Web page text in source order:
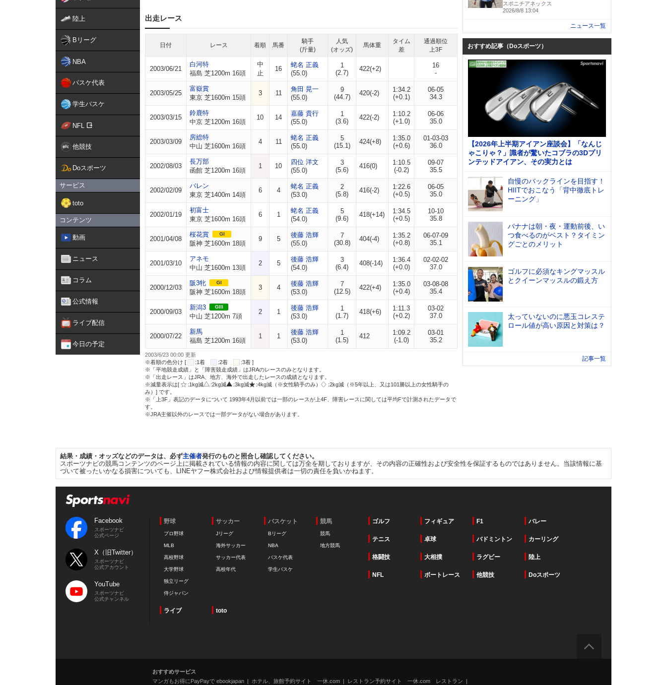
陸上
Bリーグ
NBA
バスケ代表
学生バスケ
NFL
他競技
Doスポーツ
サービス
toto
コンテンツ
動画
ニュース
コラム
公式情報
ライブ配信
今日の予定
出走レース
日付 レース 着順 馬番
騎手
(斤量)
人気
(オッズ)
馬体重
タイム
差
通過順位
上3F
2003/06/21
白河特
福島 芝1200m 16頭
中
止
16
蛯名 正義
(55.0)
1
(2.7)
422(+2)
16
-
2003/05/25
富嶽賞
東京 芝1600m 15頭
3 11
角田 晃一
(55.0)
9
(44.7)
420(-2)
1:34.2
(+0.1)
06-05
34.3
2003/03/15
鈴鹿特
中京 芝1200m 16頭
10 14
嘉藤 貴行
(55.0)
1
(3.6)
422(-2)
1:10.2
(+1.0)
06-06
35.0
2003/03/09
房総特
中山 芝1600m 16頭
4 11
蛯名 正義
(55.0)
5
(15.1)
424(+8)
1:35.0
(+0.6)
01-03-03
36.0
2002/08/03
長万部
函館 芝1200m 16頭
1 10
四位 洋文
(55.0)
3
(5.6)
416(0)
1:10.5
(-0.2)
09-07
35.5
2002/02/09
バレン
東京 芝1400m 14頭
6 4
蛯名 正義
(53.0)
2
(5.8)
416(-2)
1:22.6
(+0.5)
06-05
35.0
2002/01/19
初富士
東京 芝1600m 16頭
6 1
蛯名 正義
(54.0)
5
(9.6)
418(+14)
1:34.5
(+0.5)
10-10
35.8
2001/04/08
桜花賞 GI
阪神 芝1600m 18頭
9 5
後藤 浩輝
(55.0)
7
(30.8)
404(-4)
1:35.2
(+0.8)
06-07-09
35.1
2001/03/10
アネモ
中山 芝1600m 13頭
2 5
後藤 浩輝
(54.0)
3
(6.4)
408(-14)
1:36.4
(+0.0)
02-02-02
37.0
2000/12/03
阪3牝 GI
阪神 芝1600m 18頭
3 4
後藤 浩輝
(53.0)
7
(12.5)
422(+4)
1:35.0
(+0.4)
03-08-08
35.4
2000/09/03
新潟3 GIII
中山 芝1200m 7頭
2 1
後藤 浩輝
(53.0)
1
(1.7)
418(+6)
1:11.3
(+0.2)
03-02
37.0
2000/07/22
新馬
福島 芝1200m 16頭
1 1
後藤 浩輝
(53.0)
1
(1.5)
412
1:09.2
(-1.0)
03-01
35.2
2003/6/23 00:00 更新
※着順の色分け [
:1着 :2着
:3着 ]
※「平地競走成績」と「障害競走成績」はJRAのレースのみとなります。
※「出走レース」はJRA、地方、海外で出走したレースの成績となります。
※減量表示は[
:1kg減 :2kg減 :3kg減 :4kg減（※女性騎手のみ）
:2kg減（※5年以上、又は101勝以上の女性騎手の
み）] です。
※「上3F」表記のデータについて 1993年4月以前では一部のレースが上4F、障害レースに関しては平均Fで計測されたデータで
す。
※JRA主催以外のレースでは一部データがない場合があります。
スポニチアネックス
2026/8/8 13:04
ニュース一覧
おすすめ記事（Doスポーツ）
【2026年上半期アイアン座談会】「なんじ
ゃこりゃ？」識者が驚いたコブラの3Dプリ
ンテッドアイアン、その実力とは
自慢のバックラインを目指す！
HIITでおこなう「背中徹底トレ
ーニング」
バナナは朝・夜・運動前後、い
つ食べるのがベスト？タイミン
グごとのメリット
ゴルフに必須なキングマッスル
とクイーンマッスルの鍛え方
太っていないのに悪玉コレステ
ロール値が高い原因と対策は？
記事一覧
結果・成績・オッズなどのデータは、必ず主催者発行のものと照合し確認してください。
スポーツナビの競馬コンテンツのページ上に掲載されている情報の内容に関しては万全を期しておりますが、その内容の正確性および安全性を保証するものではありません。当該情報に基
づいて被ったいかなる損害についても、LINEヤフー株式会社および情報提供者は一切の責任を負いかねます。
Facebook
スポーツナビ
公式ページ
X（旧Twitter）
スポーツナビ
公式アカウント
YouTube
スポーツナビ
公式チャンネル
野球
プロ野球
MLB
高校野球
大学野球
独立リーグ
侍ジャパン
サッカー
Jリーグ
海外サッカー
サッカー代表
高校年代
バスケット
Bリーグ
NBA
バスケ代表
学生バスケ
競馬
競馬
地方競馬
ゴルフ フィギュア F1 バレー
テニス 卓球 バドミントン カーリング
格闘技 大相撲 ラグビー 陸上
NFL ボートレース 他競技 Doスポーツ
ライブ toto
おすすめサービス
マンガもお得にPayPayで ebookjapan
ホテル、旅館予約サイト 一休.com レストラン予約サイト 一休.com レストラン